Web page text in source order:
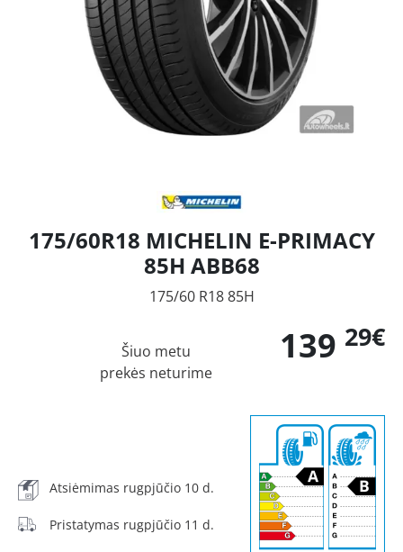
175/60R18 MICHELIN E-PRIMACY
85H ABB68
175/60 R18 85H
139 29€
Šiuo metu
prekės neturime
Atsiėmimas rugpjūčio 10 d.
Pristatymas rugpjūčio 11 d.